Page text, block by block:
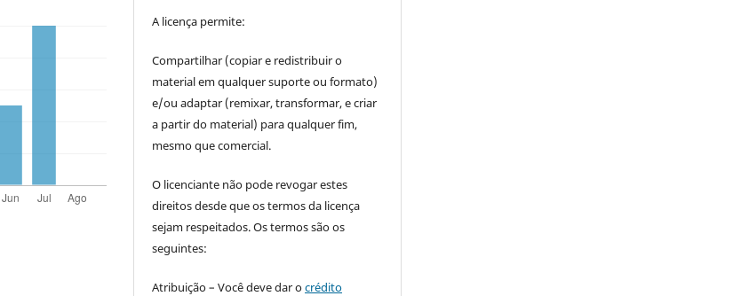
A licença permite:
Compartilhar (copiar e redistribuir o
material em qualquer suporte ou formato)
e/ou adaptar (remixar, transformar, e criar
a partir do material) para qualquer fim,
mesmo que comercial.
O licenciante não pode revogar estes
direitos desde que os termos da licença
sejam respeitados. Os termos são os
seguintes:
Atribuição – Você deve dar ocrédito